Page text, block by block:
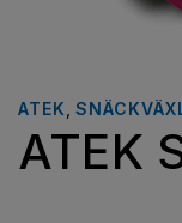
ATEK
ATEK